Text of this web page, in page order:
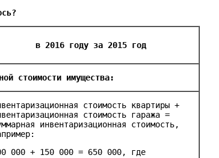
в 2016 году за 2015 год
стоимости имущества:
стоимость квартиры +
стоимость гаража =
инвентаризационная стоимость,
000 + 150 000 = 650 000, где